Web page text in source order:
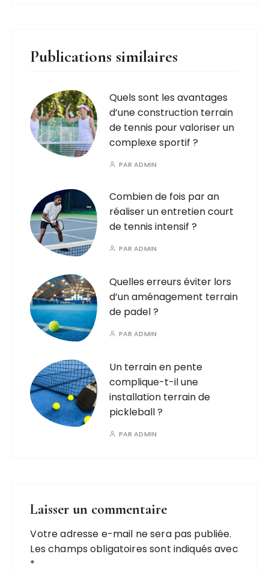
Publications similaires
Quels sont les avantages
d’une construction terrain
de tennis pour valoriser un
complexe sportif ?
PARADMIN
Combien de fois par an
réaliser un entretien court
de tennis intensif ?
PARADMIN
Quelles erreurs éviter lors
d’un aménagement terrain
de padel ?
PARADMIN
Un terrain en pente
complique-t-il une
installation terrain de
pickleball ?
PARADMIN
Laisser un commentaire
Votre adresse e-mail ne sera pas publiée.
Les champs obligatoires sont indiqués avec
*